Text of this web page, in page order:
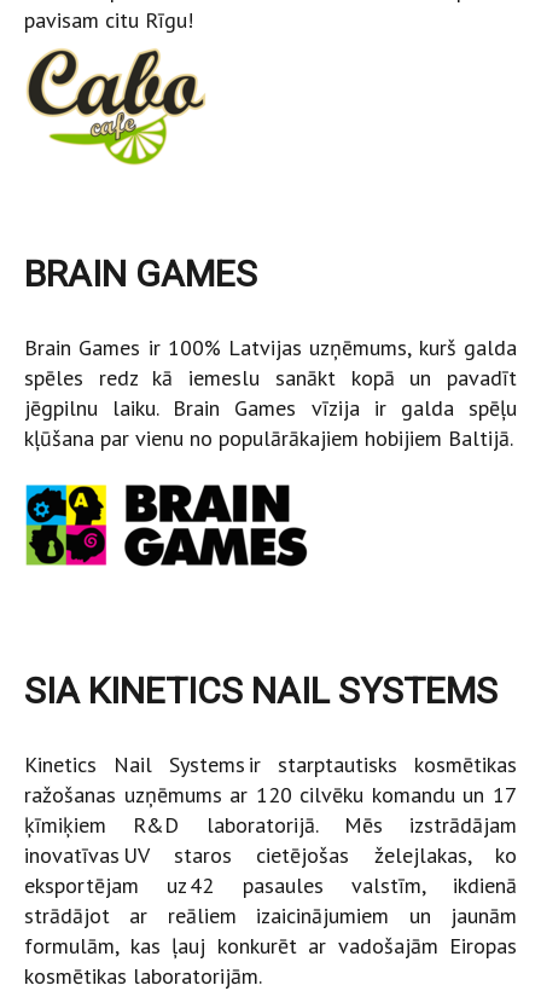
pavisam citu Rīgu!
BRAIN GAMES
Brain Games ir 100% Latvijas uzņēmums, kurš galda
spēles redz kā iemeslu sanākt kopā un pavadīt
jēgpilnu laiku. Brain Games vīzija ir galda spēļu
kļūšana par vienu no populārākajiem hobijiem Baltijā.
SIA KINETICS NAIL SYSTEMS
Kinetics Nail Systems ir starptautisks kosmētikas
ražošanas uzņēmums ar 120 cilvēku komandu un 17
ķīmiķiem R&D laboratorijā. Mēs izstrādājam
inovatīvas UV staros cietējošas želejlakas, ko
eksportējam uz 42 pasaules valstīm, ikdienā
strādājot ar reāliem izaicinājumiem un jaunām
formulām, kas ļauj konkurēt ar vadošajām Eiropas
kosmētikas laboratorijām.